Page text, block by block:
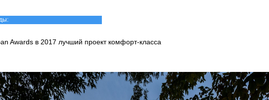
Awards в 2017 лучший проект комфорт-класса